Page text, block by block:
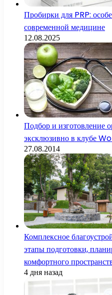
Пробирки для PRP:
современной медицине
12.08.2025
Подбор и изготовление
эксклюзивно в клубе
27.08.2014
Комплексное
этапы подготовки,
комфортного
4 дня назад